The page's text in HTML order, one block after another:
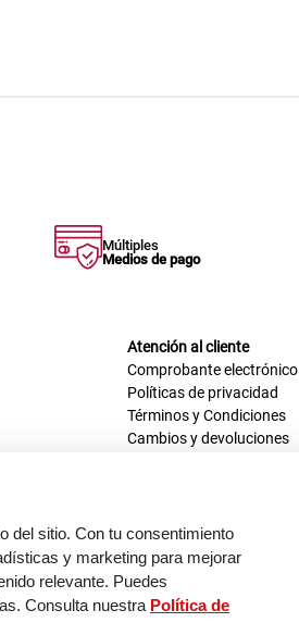
del sitio. Con tu consentimiento
y marketing para mejorar
relevante. Puedes
Consulta nuestra Política de
Múltiples
Medios de pago
Atención al cliente
Comprobante electrónico
Políticas de privacidad
Términos y Condiciones
Cambios y devoluciones